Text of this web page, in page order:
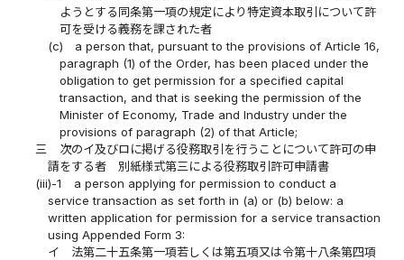
ようとする同条第一項の規定により特定資本取引について許
可を受ける義務を課された者
(c)
a person that, pursuant to the provisions of Article 16,
paragraph (1) of the Order, has been placed under the
obligation to get permission for a specified capital
transaction, and that is seeking the permission of the
Minister of Economy, Trade and Industry under the
provisions of paragraph (2) of that Article;
三
次のイ及びロに掲げる役務取引を行うことについて許可の申
請をする者 別紙様式第三による役務取引許可申請書
(iii)-1
a person applying for permission to conduct a
service transaction as set forth in (a) or (b) below: a
written application for permission for a service transaction
using Appended Form 3:
イ
法第二十五条第一項若しくは第五項又は令第十八条第四項